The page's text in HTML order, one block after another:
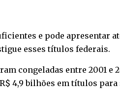
e pode apresentar
esses títulos federais.
congeladas entre 2001 e
4,9 bilhões em títulos